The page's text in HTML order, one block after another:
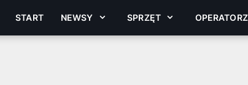
START NEWSY SPRZĘT